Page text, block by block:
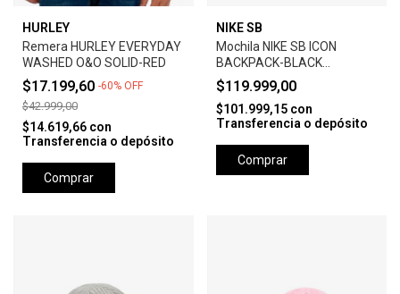
HURLEY
Remera HURLEY EVERYDAY
WASHED O&O SOLID-RED
$17.199,60 -60% OFF
$42.999,00
$14.619,66 con
Transferencia o depósito
Comprar
NIKE SB
Mochila NIKE SB ICON
BACKPACK-BLACK
ANTHRACITE
$119.999,00
$101.999,15 con
Transferencia o depósito
Comprar